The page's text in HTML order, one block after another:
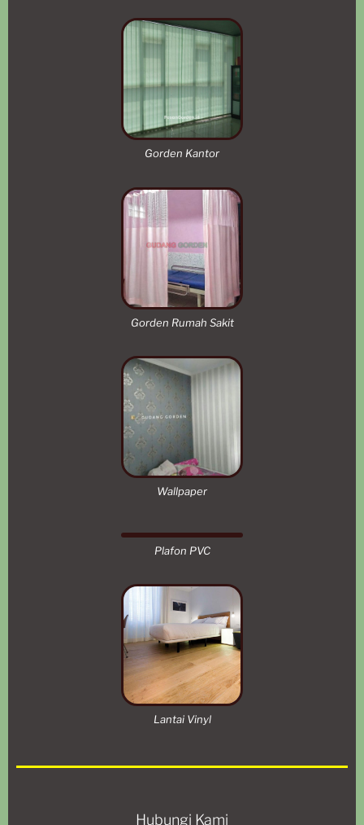
Gorden Kantor
Gorden Rumah Sakit
Wallpaper
Plafon PVC
Lantai Vinyl
Hubungi Kami